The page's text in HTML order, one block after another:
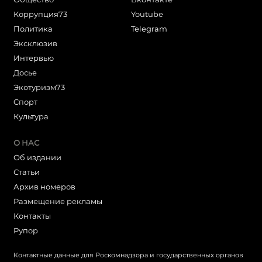
Коррупция73
Политика
Эксклюзив
Интервью
Досье
Экотуризм73
Cпорт
Культура
Youtube
Telegram
О НАС
Об издании
Статьи
Архив номеров
Размещение рекламы
Контакты
Рупор
Контактные данные для Роскомнадзора и государственных органов